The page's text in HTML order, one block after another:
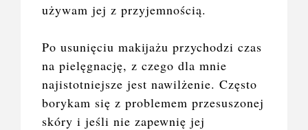
używam jej z przyjemnością.
Po usunięciu makijażu przychodzi czas
na pielęgnację, z czego dla mnie
najistotniejsze jest nawilżenie. Często
borykam się z problemem przesuszonej
skóry i jeśli nie zapewnię jej